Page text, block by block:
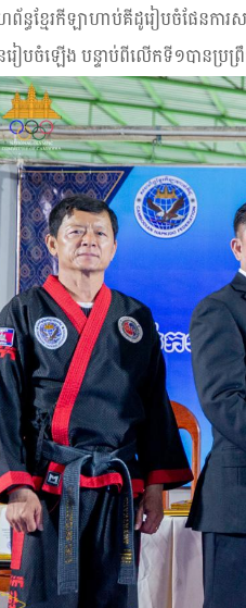
ន្ធខ្មែរកីឡាហាប់គីដូរៀបចំផែនការ
រៀបចំឡើង បន្ទាប់ពីលើកទី១បានប្រ